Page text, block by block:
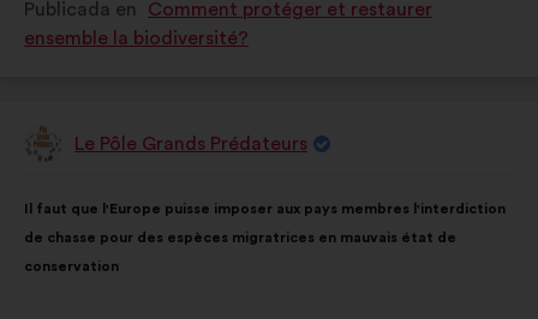
calificado
como:
calificado
Publicada en
Comment protéger et restaurer
ensemble la biodiversité?
PropuestaLe Pôle Grands Prédateurs
de
la
propuesta:
Il faut que l'Europe puisse imposer aux pays membres l'interdiction
de chasse pour des espèces migratrices en mauvais état de
conservation
el
siguiente
reparto: